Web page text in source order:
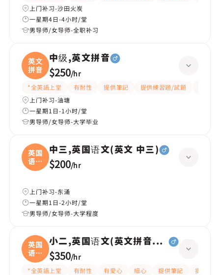
上门补习-沙田火炭
一星期4日-4小时/堂
男导师/女导师-全职补习
英文
拼音
中级,英文拼音
$250/hr
*全英語上堂 有耐性 提供筆記 提供練習題/試題
上门补习-油塘
一星期1日-1小时/堂
男导师/女导师-大学毕业
英国
语文
(
中三,英国语文(英文 中三)
$200/hr
上门补习-东涌
一星期1日-2小时/堂
男导师/女导师-大学程度
英国
语文
(
小二,英国语文(英文拼音+閱讀)
$350/hr
*全英語上堂 有耐性 有愛心 細心 提供筆記
提供練